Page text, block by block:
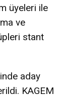
üyeleri ile
ve
stant
aday
KAGEM